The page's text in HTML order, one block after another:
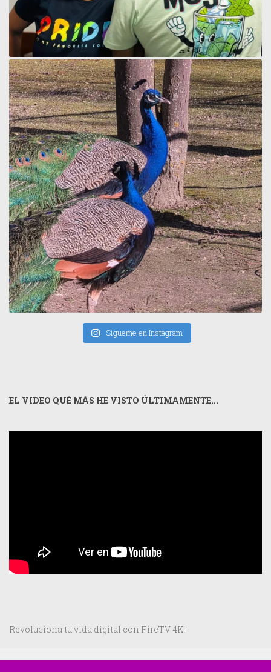
Sígueme en Instagram
EL VIDEO QUÉ MÁS HE VISTO ÚLTIMAMENTE...
Revoluciona tu vida digital con FireTV 4K!